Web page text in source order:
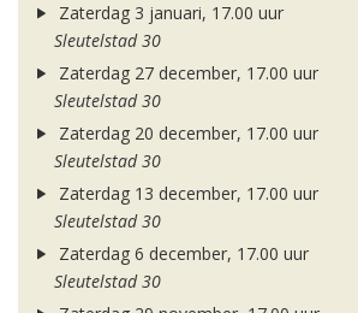
Zaterdag 3 januari, 17.00 uur
Sleutelstad 30
Zaterdag 27 december, 17.00 uur
Sleutelstad 30
Zaterdag 20 december, 17.00 uur
Sleutelstad 30
Zaterdag 13 december, 17.00 uur
Sleutelstad 30
Zaterdag 6 december, 17.00 uur
Sleutelstad 30